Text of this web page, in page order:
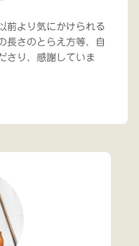
前より気にかけられる
長さのとらえ方等、自
さり、感謝していま